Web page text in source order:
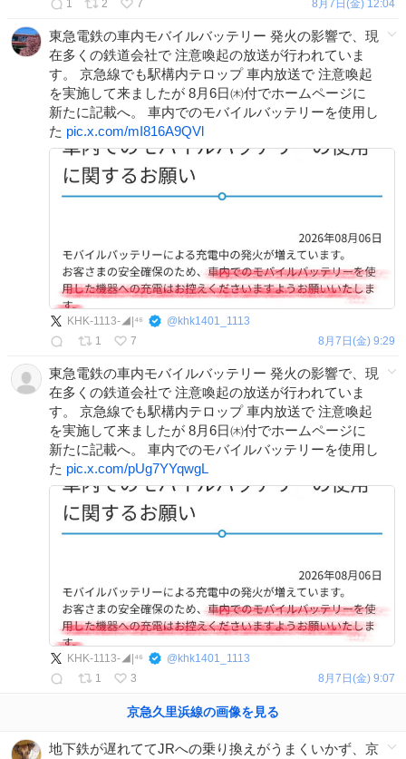
1
2 7 8月7日(金) 12:04
東急電鉄の車内モバイルバッテリー 発火の影響で、現
在多くの鉄道会社で 注意喚起の放送が行われていま
す。 京急線でも駅構内テロップ 車内放送で 注意喚起
を実施して来ましたが 8月6日㈭付でホームページに
新たに記載へ。 車内でのモバイルバッテリーを使用し
た pic.x.com/mI816A9QVl
KHK-1113-◢|⁴⁶ @ khk1401_1113
1
7 8月7日(金) 9:29
東急電鉄の車内モバイルバッテリー 発火の影響で、現
在多くの鉄道会社で 注意喚起の放送が行われていま
す。 京急線でも駅構内テロップ 車内放送で 注意喚起
を実施して来ましたが 8月6日㈭付でホームページに
新たに記載へ。 車内でのモバイルバッテリーを使用し
た pic.x.com/pUg7YYqwgL
KHK-1113-◢|⁴⁶ @ khk1401_1113
1
3 8月7日(金) 9:07
京急久里浜線の画像を見る
地下鉄が遅れててJRへの乗り換えがうまくいかず、京